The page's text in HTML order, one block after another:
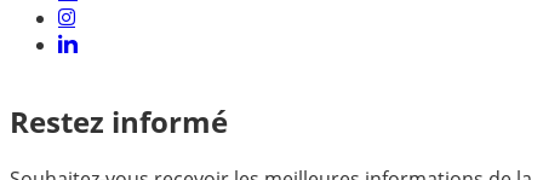
Restez informé